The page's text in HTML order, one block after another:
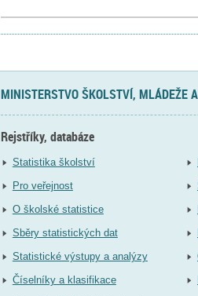
MINISTERSTVO ŠKOLSTVÍ, MLÁDEŽE
Rejstříky, databáze
Statistika školství
Pro veřejnost
O školské statistice
Sběry statistických dat
Statistické výstupy a analýzy
Číselníky a klasifikace